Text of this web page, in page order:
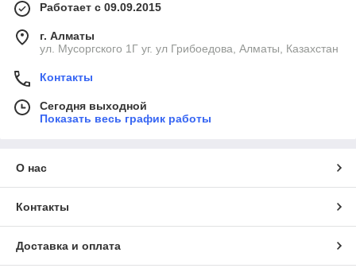
Работает с 09.09.2015
г. Алматы
ул. Мусоргского 1Г уг. ул Грибоедова, Алматы, Казахстан
Контакты
Сегодня выходной
Показать весь график работы
О нас
Контакты
Доставка и оплата